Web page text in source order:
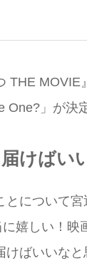
THE
One?」が決
けばい
とについて
嬉しい！映
ばいいなと